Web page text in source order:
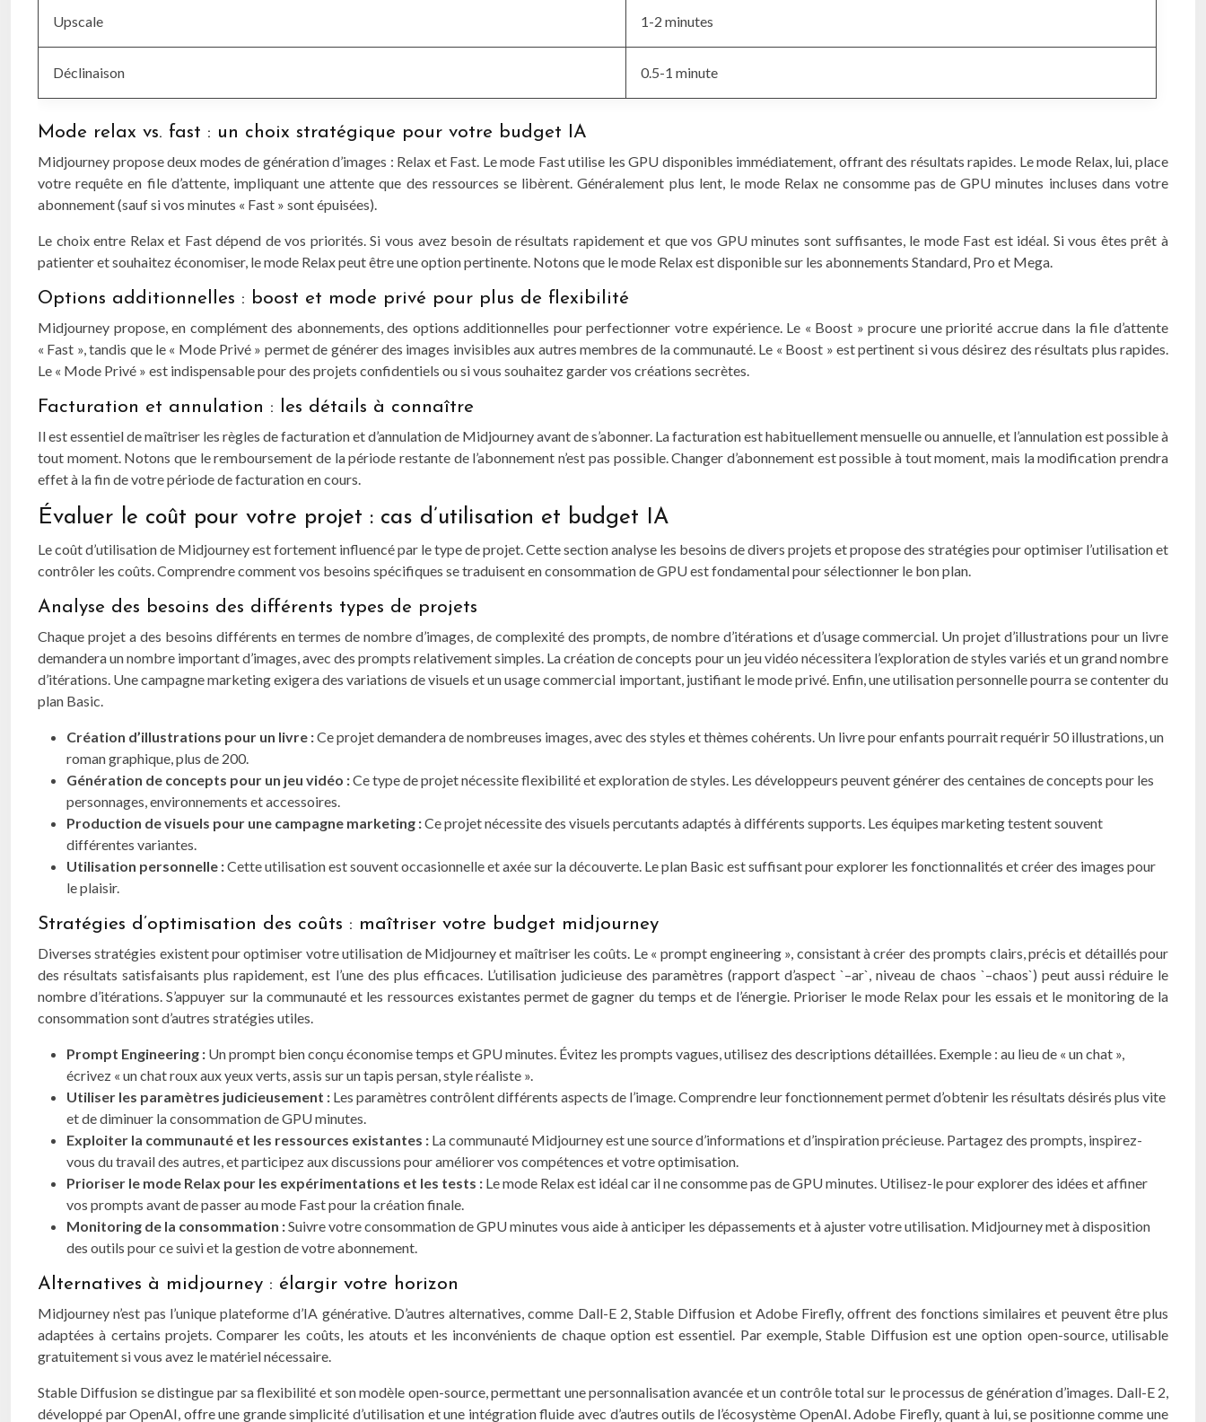
Upscale 1-2 minutes
Déclinaison 0.5-1 minute
Mode relax vs. fast : un choix stratégique pour votre budget IA
Midjourney propose deux modes de génération d’images : Relax et Fast. Le mode Fast utilise les GPU disponibles immédiatement, offrant des résultats rapides. Le mode Relax, lui, place
votre requête en file d’attente, impliquant une attente que des ressources se libèrent. Généralement plus lent, le mode Relax ne consomme pas de GPU minutes incluses dans votre
abonnement (sauf si vos minutes « Fast » sont épuisées).
Le choix entre Relax et Fast dépend de vos priorités. Si vous avez besoin de résultats rapidement et que vos GPU minutes sont suffisantes, le mode Fast est idéal. Si vous êtes prêt à
patienter et souhaitez économiser, le mode Relax peut être une option pertinente. Notons que le mode Relax est disponible sur les abonnements Standard, Pro et Mega.
Options additionnelles : boost et mode privé pour plus de flexibilité
Midjourney propose, en complément des abonnements, des options additionnelles pour perfectionner votre expérience. Le « Boost » procure une priorité accrue dans la file d’attente
« Fast », tandis que le « Mode Privé » permet de générer des images invisibles aux autres membres de la communauté. Le « Boost » est pertinent si vous désirez des résultats plus rapides.
Le « Mode Privé » est indispensable pour des projets confidentiels ou si vous souhaitez garder vos créations secrètes.
Facturation et annulation : les détails à connaître
Il est essentiel de maîtriser les règles de facturation et d’annulation de Midjourney avant de s’abonner. La facturation est habituellement mensuelle ou annuelle, et l’annulation est possible à
tout moment. Notons que le remboursement de la période restante de l’abonnement n’est pas possible. Changer d’abonnement est possible à tout moment, mais la modification prendra
effet à la fin de votre période de facturation en cours.
Évaluer le coût pour votre projet : cas d’utilisation et budget IA
Le coût d’utilisation de Midjourney est fortement influencé par le type de projet. Cette section analyse les besoins de divers projets et propose des stratégies pour optimiser l’utilisation et
contrôler les coûts. Comprendre comment vos besoins spécifiques se traduisent en consommation de GPU est fondamental pour sélectionner le bon plan.
Analyse des besoins des différents types de projets
Chaque projet a des besoins différents en termes de nombre d’images, de complexité des prompts, de nombre d’itérations et d’usage commercial. Un projet d’illustrations pour un livre
demandera un nombre important d’images, avec des prompts relativement simples. La création de concepts pour un jeu vidéo nécessitera l’exploration de styles variés et un grand nombre
d’itérations. Une campagne marketing exigera des variations de visuels et un usage commercial important, justifiant le mode privé. Enfin, une utilisation personnelle pourra se contenter du
plan Basic.
Création d’illustrations pour un livre :Ce projet demandera de nombreuses images, avec des styles et thèmes cohérents. Un livre pour enfants pourrait requérir 50 illustrations, un
roman graphique, plus de 200.
Génération de concepts pour un jeu vidéo :Ce type de projet nécessite flexibilité et exploration de styles. Les développeurs peuvent générer des centaines de concepts pour les
personnages, environnements et accessoires.
Production de visuels pour une campagne marketing :Ce projet nécessite des visuels percutants adaptés à différents supports. Les équipes marketing testent souvent
différentes variantes.
Utilisation personnelle :Cette utilisation est souvent occasionnelle et axée sur la découverte. Le plan Basic est suffisant pour explorer les fonctionnalités et créer des images pour
le plaisir.
Stratégies d’optimisation des coûts : maîtriser votre budget midjourney
Diverses stratégies existent pour optimiser votre utilisation de Midjourney et maîtriser les coûts. Le « prompt engineering », consistant à créer des prompts clairs, précis et détaillés pour
des résultats satisfaisants plus rapidement, est l’une des plus efficaces. L’utilisation judicieuse des paramètres (rapport d’aspect `–ar`, niveau de chaos `–chaos`) peut aussi réduire le
nombre d’itérations. S’appuyer sur la communauté et les ressources existantes permet de gagner du temps et de l’énergie. Prioriser le mode Relax pour les essais et le monitoring de la
consommation sont d’autres stratégies utiles.
Prompt Engineering : Un prompt bien conçu économise temps et GPU minutes. Évitez les prompts vagues, utilisez des descriptions détaillées. Exemple : au lieu de « un chat »,
écrivez « un chat roux aux yeux verts, assis sur un tapis persan, style réaliste ».
Utiliser les paramètres judicieusement : Les paramètres contrôlent différents aspects de l’image. Comprendre leur fonctionnement permet d’obtenir les résultats désirés plus vite
et de diminuer la consommation de GPU minutes.
Exploiter la communauté et les ressources existantes : La communauté Midjourney est une source d’informations et d’inspiration précieuse. Partagez des prompts, inspirez-
vous du travail des autres, et participez aux discussions pour améliorer vos compétences et votre optimisation.
Prioriser le mode Relax pour les expérimentations et les tests : Le mode Relax est idéal car il ne consomme pas de GPU minutes. Utilisez-le pour explorer des idées et affiner
vos prompts avant de passer au mode Fast pour la création finale.
Monitoring de la consommation :Suivre votre consommation de GPU minutes vous aide à anticiper les dépassements et à ajuster votre utilisation. Midjourney met à disposition
des outils pour ce suivi et la gestion de votre abonnement.
Alternatives à midjourney : élargir votre horizon
Midjourney n’est pas l’unique plateforme d’IA générative. D’autres alternatives, comme Dall-E 2, Stable Diffusion et Adobe Firefly, offrent des fonctions similaires et peuvent être plus
adaptées à certains projets. Comparer les coûts, les atouts et les inconvénients de chaque option est essentiel. Par exemple, Stable Diffusion est une option open-source, utilisable
gratuitement si vous avez le matériel nécessaire.
Stable Diffusion se distingue par sa flexibilité et son modèle open-source, permettant une personnalisation avancée et un contrôle total sur le processus de génération d’images. Dall-E 2,
développé par OpenAI, offre une grande simplicité d’utilisation et une intégration fluide avec d’autres outils de l’écosystème OpenAI. Adobe Firefly, quant à lui, se positionne comme une